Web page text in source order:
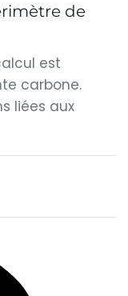
de
est
carbone.
liées aux